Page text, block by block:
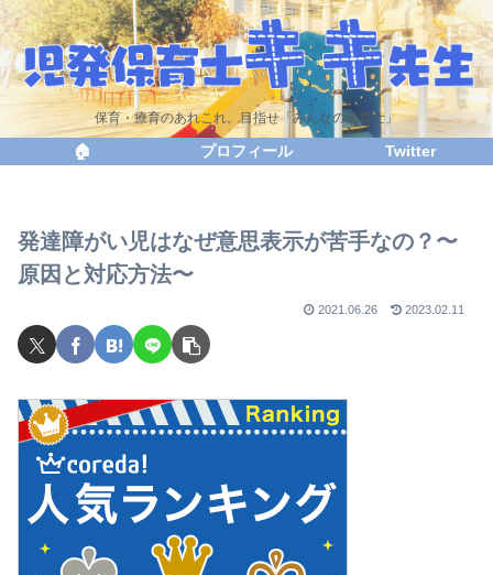
保育・療育のあれこれ。目指せ「みんなの保育士」
🏠 プロフィール Twitter
発達障がい児はなぜ意思表示が苦手なの？〜
原因と対応方法〜
2021.06.26 2023.02.11